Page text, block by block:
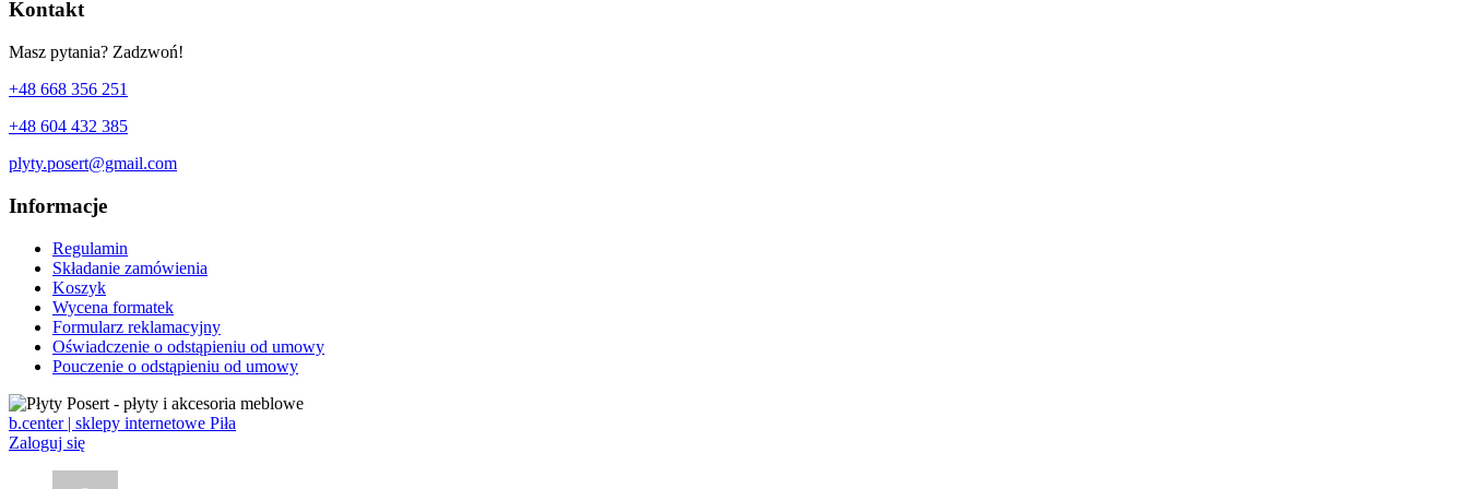
Kontakt
Masz pytania? Zadzwoń!
+48 668 356 251
+48 604 432 385
plyty.posert@gmail.com
Informacje
Regulamin
Składanie zamówienia
Koszyk
Wycena formatek
Formularz reklamacyjny
Oświadczenie o odstąpieniu od umowy
Pouczenie o odstąpieniu od umowy
b.center | sklepy internetowe Piła
Zaloguj się